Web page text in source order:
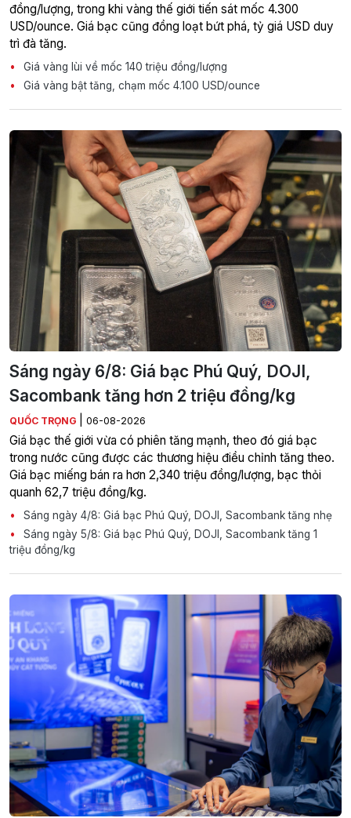
đồng/lượng, trong khi vàng thế giới tiến sát mốc 4.300
USD/ounce. Giá bạc cũng đồng loạt bứt phá, tỷ giá USD duy
trì đà tăng.
Giá vàng lùi về mốc 140 triệu đồng/lượng
Giá vàng bật tăng, chạm mốc 4.100 USD/ounce
Sáng ngày 6/8: Giá bạc Phú Quý, DOJI,
Sacombank tăng hơn 2 triệu đồng/kg
QUỐC TRỌNG 06-08-2026
Giá bạc thế giới vừa có phiên tăng mạnh, theo đó giá bạc
trong nước cũng được các thương hiệu điều chỉnh tăng theo.
Giá bạc miếng bán ra hơn 2,340 triệu đồng/lượng, bạc thỏi
quanh 62,7 triệu đồng/kg.
Sáng ngày 4/8: Giá bạc Phú Quý, DOJI, Sacombank tăng nhẹ
Sáng ngày 5/8: Giá bạc Phú Quý, DOJI, Sacombank tăng 1
triệu đồng/kg